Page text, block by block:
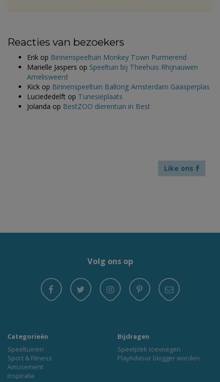
Reacties van bezoekers
Erik op Binnenspeeltuin Monkey Town Purmerend
Marielle Jaspers op Speeltuin bij Theehuis Rhijnauwen
Amelisweerd
Kick op Binnenspeeltuin Ballorig Amsterdam Gaasperplas
Luciededelft op Tunesiëplaats
Jolanda op BestZOO dierentuin in Best
Like ons
Volg ons op
Categorieën
Speeltuinen
Sport & Fitness
Amusement
Inspiratie
Bijdragen
Speelplek toevoegen
PlayAdvisor blogger worden